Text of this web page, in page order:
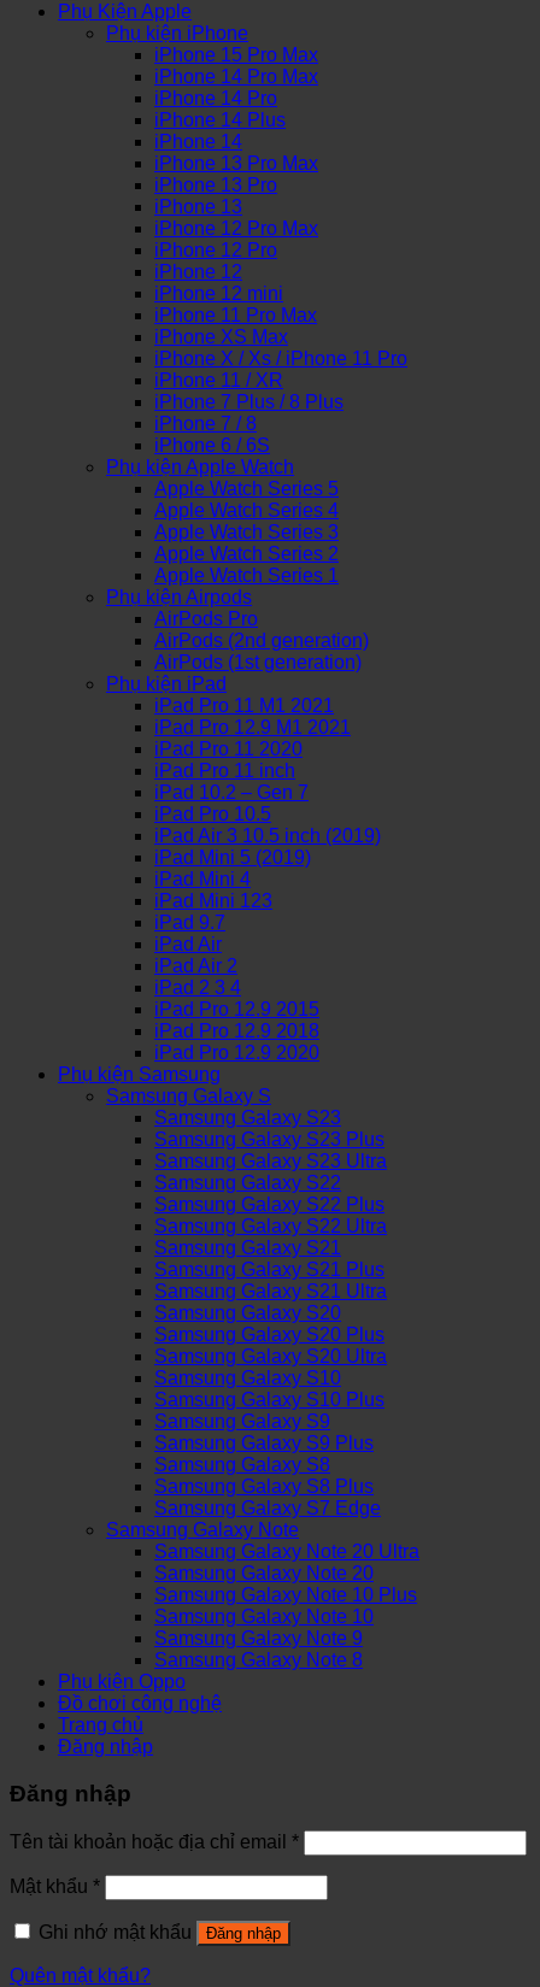
Phụ Kiện Apple
Phụ kiện iPhone
iPhone 15 Pro Max
iPhone 14 Pro Max
iPhone 14 Pro
iPhone 14 Plus
iPhone 14
iPhone 13 Pro Max
iPhone 13 Pro
iPhone 13
iPhone 12 Pro Max
iPhone 12 Pro
iPhone 12
iPhone 12 mini
iPhone 11 Pro Max
iPhone XS Max
iPhone X / Xs / iPhone 11 Pro
iPhone 11 / XR
iPhone 7 Plus / 8 Plus
iPhone 7 / 8
iPhone 6 / 6S
Phụ kiện Apple Watch
Apple Watch Series 5
Apple Watch Series 4
Apple Watch Series 3
Apple Watch Series 2
Apple Watch Series 1
Phụ kiện Airpods
AirPods Pro
AirPods (2nd generation)
AirPods (1st generation)
Phụ kiện iPad
iPad Pro 11 M1 2021
iPad Pro 12.9 M1 2021
iPad Pro 11 2020
iPad Pro 11 inch
iPad 10.2 – Gen 7
iPad Pro 10.5
iPad Air 3 10.5 inch (2019)
iPad Mini 5 (2019)
iPad Mini 4
iPad Mini 123
iPad 9.7
iPad Air
iPad Air 2
iPad 2 3 4
iPad Pro 12.9 2015
iPad Pro 12.9 2018
iPad Pro 12.9 2020
Phụ kiện Samsung
Samsung Galaxy S
Samsung Galaxy S23
Samsung Galaxy S23 Plus
Samsung Galaxy S23 Ultra
Samsung Galaxy S22
Samsung Galaxy S22 Plus
Samsung Galaxy S22 Ultra
Samsung Galaxy S21
Samsung Galaxy S21 Plus
Samsung Galaxy S21 Ultra
Samsung Galaxy S20
Samsung Galaxy S20 Plus
Samsung Galaxy S20 Ultra
Samsung Galaxy S10
Samsung Galaxy S10 Plus
Samsung Galaxy S9
Samsung Galaxy S9 Plus
Samsung Galaxy S8
Samsung Galaxy S8 Plus
Samsung Galaxy S7 Edge
Samsung Galaxy Note
Samsung Galaxy Note 20 Ultra
Samsung Galaxy Note 20
Samsung Galaxy Note 10 Plus
Samsung Galaxy Note 10
Samsung Galaxy Note 9
Samsung Galaxy Note 8
Phụ kiện Oppo
Đồ chơi công nghệ
Trang chủ
Đăng nhập
Đăng nhập
Tên tài khoản hoặc địa chỉ email *
Mật khẩu *
Ghi nhớ mật khẩu Đăng nhập
Quên mật khẩu?